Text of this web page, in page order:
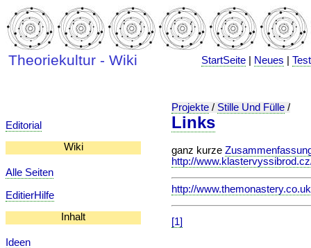
Theoriekultur - Wiki StartSeite Neues |
Editorial
Wiki
Alle Seiten
EditierHilfe
Inhalt
Ideen
Projekte / Stille Und Fülle /
Links
ganz kurze
http://
http://
[1]